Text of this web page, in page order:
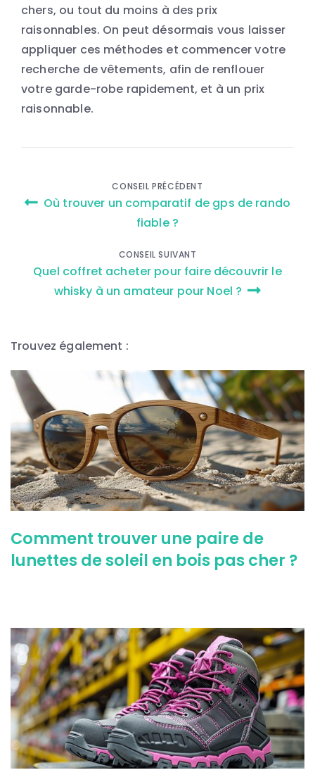
chers, ou tout du moins à des prix
raisonnables. On peut désormais vous laisser
appliquer ces méthodes et commencer votre
recherche de vêtements, afin de renflouer
votre garde-robe rapidement, et à un prix
raisonnable.
NavigationCONSEIL PRÉCÉDENT
Où trouver un comparatif de gps de rando
fiable ?
CONSEIL SUIVANT
Quel coffret acheter pour faire découvrir le
whisky à un amateur pour Noel ?
Trouvez également :
Comment trouver une paire de
lunettes de soleil en bois pas cher ?